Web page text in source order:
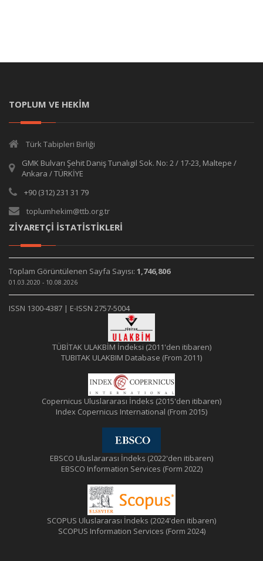
TOPLUM VE HEKİM
Türk Tabipleri Birliği
GMK Bulvarı Şehit Daniş Tunalıgil Sok. No: 2 / 17-23, Maltepe /
Ankara / TÜRKİYE
+90 (312) 231 31 79
toplumhekim@ttb.org.tr
ZİYARETÇİ İSTATİSTİKLERİ
Toplam Görüntülenen Sayfa Sayısı: 1,746,806
01.03.2020 - 10.08.2026
ISSN 1300-4387 | E-ISSN 2757-5004
TÜBİTAK ULAKBİM İndeksi (2011'den itibaren)
TUBITAK ULAKBIM Database (From 2011)
Copernicus Uluslararası İndeks (2015'den itibaren)
Index Copernicus International (From 2015)
EBSCO Uluslararası İndeks (2022'den itibaren)
EBSCO Information Services (Form 2022)
SCOPUS Uluslararası İndeks (2024'den itibaren)
SCOPUS Information Services (Form 2024)